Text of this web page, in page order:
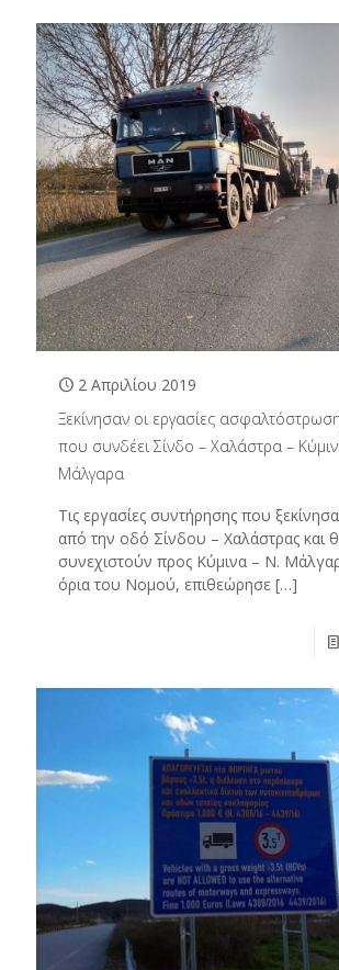
2 Απριλίου 2019
Ξεκίνησαν οι εργασίες
που συνδέει Σίνδο – Χαλάστρα –
Μάλγαρα
Τις εργασίες συντήρησης που
από την οδό Σίνδου – Χαλάστρας και
συνεχιστούν προς Κύμινα – Ν.
όρια του Νομού, επιθεώρησε […]